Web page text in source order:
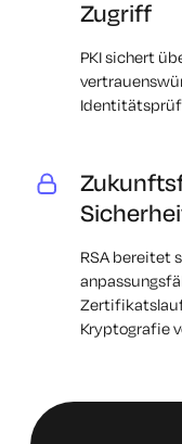
Zugriff
PKI sichert
RSA bereitet
Kryptografie